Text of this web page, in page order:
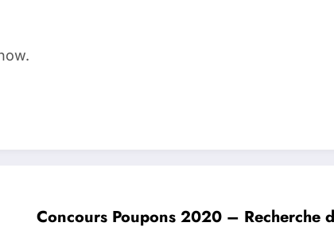
Concours Poupons 2020 –